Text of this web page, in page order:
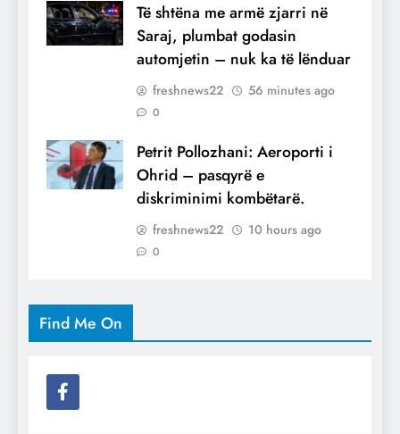
Të shtëna me armë zjarri në
Saraj, plumbat godasin
automjetin – nuk ka të lënduar
freshnews22 56 minutes ago
0
Petrit Pollozhani: Aeroporti i
Ohrid – pasqyrë e
diskriminimi kombëtarë.
freshnews22 10 hours ago
0
Find Me On